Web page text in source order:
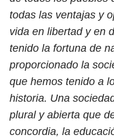
todas las ventajas y
vida en libertad y en
tenido la fortuna de
proporcionado la
que hemos tenido a
historia. Una
plural y abierta que
concordia, la